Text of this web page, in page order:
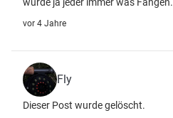
vor 4 Jahre
Fly
Dieser Post wurde gelöscht.